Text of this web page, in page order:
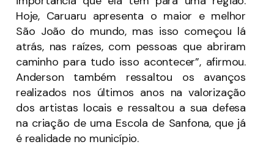
Hoje, Caruaru apresenta o maior e melhor
São João do mundo, mas isso começou lá
atrás, nas raízes, com pessoas que abriram
caminho para tudo isso acontecer”, afirmou.
Anderson também ressaltou os avanços
realizados nos últimos anos na valorização
dos artistas locais e ressaltou a sua defesa
na criação de uma Escola de Sanfona, que já
é realidade no município.